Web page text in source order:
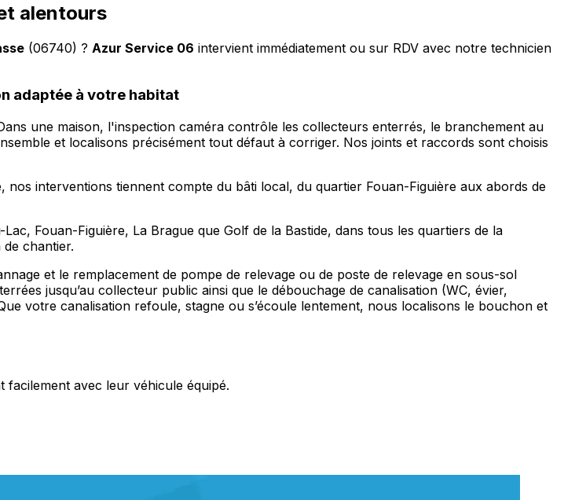
alentours
(06740) ? Azur Service 06 intervient immédiatement ou sur RDV avec notre technicien
adaptée à votre habitat
une maison, l'inspection caméra contrôle les collecteurs enterrés, le branchement au
et localisons précisément tout défaut à corriger. Nos joints et raccords sont choisis
interventions tiennent compte du bâti local, du quartier Fouan-Figuière aux abords de
Fouan-Figuière, La Brague que Golf de la Bastide, dans tous les quartiers de la
chantier.
et le remplacement de pompe de relevage ou de poste de relevage en sous-sol
jusqu’au collecteur public ainsi que le débouchage de canalisation (WC, évier,
votre canalisation refoule, stagne ou s’écoule lentement, nous localisons le bouchon et
facilement avec leur véhicule équipé.